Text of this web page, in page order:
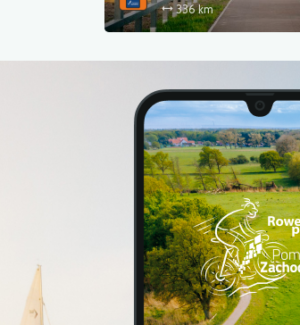
336 km